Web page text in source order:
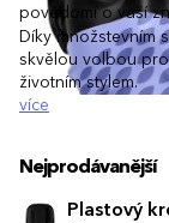
povědomí o vaší
Díky množstevním
skvělou volbou
životním stylem.
více
Nejprodávanější
Plastový